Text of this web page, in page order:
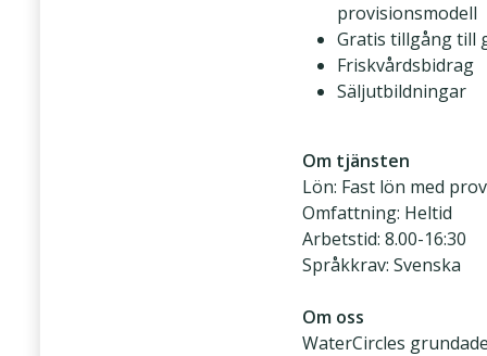
provisionsmodell
Gratis tillgång till
Friskvårdsbidrag
Säljutbildningar
Om tjänsten
Lön: Fast lön med
Omfattning: Heltid
Arbetstid: 8.00-16:30
Språkkrav: Svenska
Om oss
WaterCircles